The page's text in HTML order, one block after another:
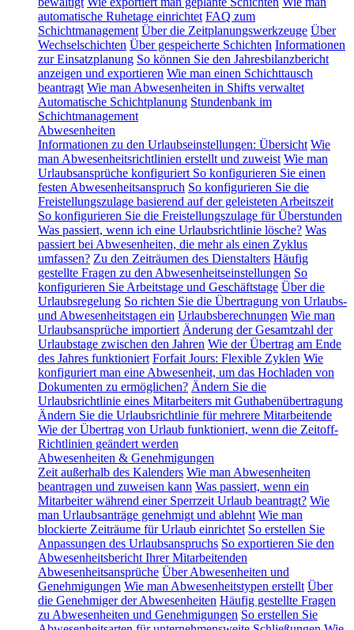
automatische Ruhetage einrichtet FAQ zum
Schichtmanagement Über die Zeitplanungswerkzeuge Über
Wechselschichten Über gespeicherte Schichten Informationen
zur Einsatzplanung So können Sie den Jahresbilanzbericht
anzeigen und exportieren Wie man einen Schichttausch
beantragt Wie man Abwesenheiten in Shifts verwaltet
Automatische Schichtplanung Stundenbank im
Schichtmanagement
Abwesenheiten
Informationen zu den Urlaubseinstellungen: Übersicht Wie
man Abwesenheitsrichtlinien erstellt und zuweist Wie man
Urlaubsansprüche konfiguriert So konfigurieren Sie einen
festen Abwesenheitsanspruch So konfigurieren Sie die
Freistellungszulage basierend auf der geleisteten Arbeitszeit
So konfigurieren Sie die Freistellungszulage für Überstunden
Was passiert, wenn ich eine Urlaubsrichtlinie lösche? Was
passiert bei Abwesenheiten, die mehr als einen Zyklus
umfassen? Zu den Zeiträumen des Dienstalters Häufig
gestellte Fragen zu den Abwesenheitseinstellungen So
konfigurieren Sie Arbeitstage und Geschäftstage Über die
Urlaubsregelung So richten Sie die Übertragung von Urlaubs-
und Abwesenheitstagen ein Urlaubsberechnungen Wie man
Urlaubsansprüche importiert Änderung der Gesamtzahl der
Urlaubstage zwischen den Jahren Wie der Übertrag am Ende
des Jahres funktioniert Forfait Jours: Flexible Zyklen Wie
konfiguriert man eine Abwesenheit, um das Hochladen von
Dokumenten zu ermöglichen? Ändern Sie die
Urlaubsrichtlinie eines Mitarbeiters mit Guthabenübertragung
Ändern Sie die Urlaubsrichtlinie für mehrere Mitarbeitende
Wie der Übertrag von Urlaub funktioniert, wenn die Zeitoff-
Richtlinien geändert werden
Abwesenheiten & Genehmigungen
Zeit außerhalb des Kalenders Wie man Abwesenheiten
beantragen und zuweisen kann Was passiert, wenn ein
Mitarbeiter während einer Sperrzeit Urlaub beantragt? Wie
man Urlaubsanträge genehmigt und ablehnt Wie man
blockierte Zeiträume für Urlaub einrichtet So erstellen Sie
Anpassungen des Urlaubsanspruchs So exportieren Sie den
Abwesenheitsbericht Ihrer Mitarbeitenden
Abwesenheitsansprüche Über Abwesenheiten und
Genehmigungen Wie man Abwesenheitstypen erstellt Über
die Genehmiger der Abwesenheiten Häufig gestellte Fragen
zu Abwesenheiten und Genehmigungen So erstellen Sie